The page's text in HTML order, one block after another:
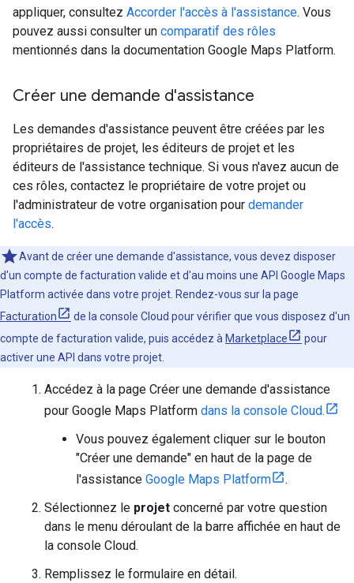
appliquer, consultez Accorder l'accès à l'assistance. Vous
pouvez aussi consulter un comparatif des rôles
mentionnés dans la documentation Google Maps Platform.
Créer une demande d'assistance
Les demandes d'assistance peuvent être créées par les
propriétaires de projet, les éditeurs de projet et les
éditeurs de l'assistance technique. Si vous n'avez aucun de
ces rôles, contactez le propriétaire de votre projet ou
l'administrateur de votre organisation pour demander
l'accès.
Avant de créer une demande d'assistance, vous devez disposer
d'un compte de facturation valide et d'au moins une API Google Maps
Platform activée dans votre projet. Rendez-vous sur la page
Facturation
de la console Cloud pour vérifier que vous disposez d'un
compte de facturation valide, puis accédez à Marketplace
pour
activer une API dans votre projet.
Accédez à la page Créer une demande d'assistance
pour Google Maps Platform dans la console Cloud.
Vous pouvez également cliquer sur le bouton
"Créer une demande" en haut de la page de
l'assistance Google Maps Platform
.
Sélectionnez le projet concerné par votre question
dans le menu déroulant de la barre affichée en haut de
la console Cloud.
Remplissez le formulaire en détail.